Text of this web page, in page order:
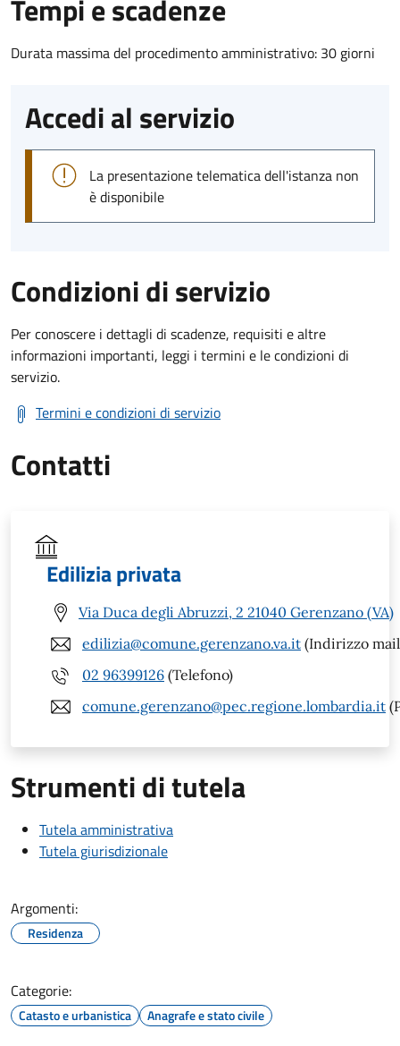
Tempi e scadenze
Durata massima del procedimento amministrativo: 30 giorni
Accedi al servizio
La presentazione telematica dell'istanza non
è disponibile
Condizioni di servizio
Per conoscere i dettagli di scadenze, requisiti e altre
informazioni importanti, leggi i termini e le condizioni di
servizio.
Termini e condizioni di servizio
Contatti
Edilizia privata
Via Duca degli Abruzzi, 2 21040 Gerenzano (VA)
edilizia@comune.gerenzano.va.it (Indirizzo
02 96399126 (Telefono)
comune.gerenzano@pec.regione.lombardia.it
Strumenti di tutela
Tutela amministrativa
Tutela giurisdizionale
Argomenti:
Residenza
Categorie:
Catasto e urbanistica Anagrafe e stato civile